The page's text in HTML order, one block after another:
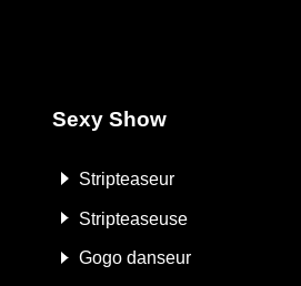
Sexy Show
Stripteaseur
Stripteaseuse
Gogo danseur